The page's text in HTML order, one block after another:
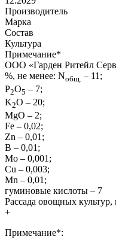
Производитель
Марка
Состав
Культура
Примечание*
ООО «Гарден Ритейл
%, не менее: Nобщ. – 11;
P2O5 – 7;
K2O – 20;
MgO – 2;
Fe – 0,02;
Zn – 0,01;
B – 0,01;
Mo – 0,001;
Cu – 0,003;
Mn – 0,01;
гуминовые кислоты – 7
Рассада овощных культур,
+
Примечание*: